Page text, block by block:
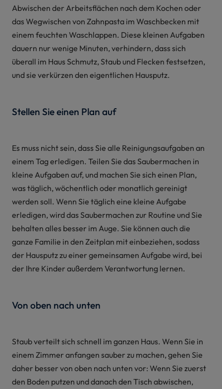
Abwischen der Arbeitsflächen nach dem Kochen oder
das Wegwischen von Zahnpasta im Waschbecken mit
einem feuchten Waschlappen. Diese kleinen Aufgaben
dauern nur wenige Minuten, verhindern, dass sich
überall im Haus Schmutz, Staub und Flecken festsetzen,
und sie verkürzen den eigentlichen Hausputz.
Stellen Sie einen Plan auf
Es muss nicht sein, dass Sie alle Reinigungsaufgaben an
einem Tag erledigen. Teilen Sie das Saubermachen in
kleine Aufgaben auf, und machen Sie sich einen Plan,
was täglich, wöchentlich oder monatlich gereinigt
werden soll. Wenn Sie täglich eine kleine Aufgabe
erledigen, wird das Saubermachen zur Routine und Sie
behalten alles besser im Auge. Sie können auch die
ganze Familie in den Zeitplan mit einbeziehen, sodass
der Hausputz zu einer gemeinsamen Aufgabe wird, bei
der Ihre Kinder außerdem Verantwortung lernen.
Von oben nach unten
Staub verteilt sich schnell im ganzen Haus. Wenn Sie in
einem Zimmer anfangen sauber zu machen, gehen Sie
daher besser von oben nach unten vor: Wenn Sie zuerst
den Boden putzen und danach den Tisch abwischen,